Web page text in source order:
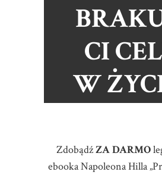
CI
W
ZdobądźZA DARMO
ebooka Napoleona Hilla